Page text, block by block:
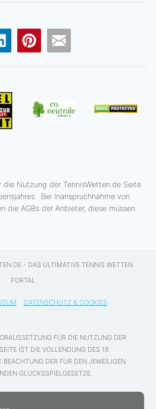
die Nutzung der TennisWetten.de Seite
Bei Inanspruchnahme von
die AGBs der Anbieter, diese müssen
- DAS ULTIMATIVE TENNIS WETTEN
PORTAL
DATENSCHUTZ & COOKIES
FÜR DIE NUTZUNG DER
IST DIE VOLLENDUNG DES 18.
BEACHTUNG DER FÜR DEN JEWEILIGEN
GLÜCKSSPIELGESETZE.